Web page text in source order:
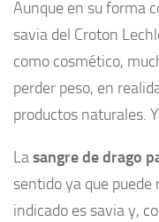
Aunque en su forma
savia del Croton
como cosmético,
perder peso, en
productos naturales.
Lasangre de drago
sentido ya que
indicado es savia y,